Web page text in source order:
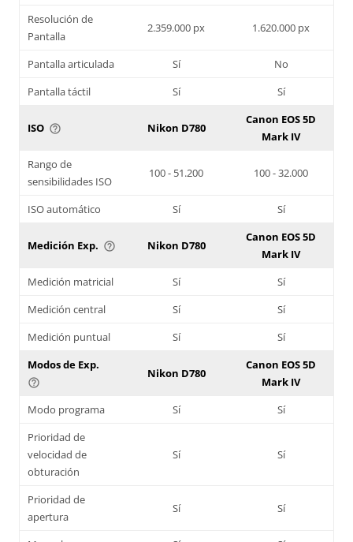
Resolución de
Pantalla
2.359.000 px 1.620.000 px
Pantalla articulada Sí
No
Pantalla táctil
Sí Sí
ISO help_outline Nikon D780
Canon EOS 5D
Mark IV
Rango de
sensibilidades ISO
100 - 51.200 100 - 32.000
ISO automático Sí Sí
Medición Exp. help_outline Nikon D780
Canon EOS 5D
Mark IV
Medición matricial
Sí
Sí
Medición central
Sí
Sí
Medición puntual
Sí
Sí
Modos de Exp.
help_outline
Nikon D780
Canon EOS 5D
Mark IV
Modo programa
Sí
Sí
Prioridad de
velocidad de
obturación
Sí Sí
Prioridad de
apertura
Sí Sí